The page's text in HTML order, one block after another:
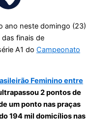
ano neste domingo (23)
finais de
A1 do Campeonato
Feminino entre
2 pontos de
um ponto nas praças
194 mil domicílios nas